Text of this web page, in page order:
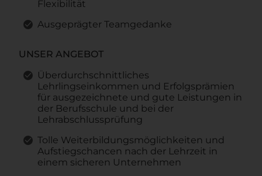
Flexibilität
Ausgeprägter Teamgedanke
UNSER ANGEBOT
Überdurchschnittliches
Lehrlingseinkommen und Erfolgsprämien
für ausgezeichnete und gute Leistungen in
der Berufsschule und bei der
Lehrabschlussprüfung
Tolle Weiterbildungsmöglichkeiten und
Aufstiegschancen nach der Lehrzeit in
einem sicheren Unternehmen